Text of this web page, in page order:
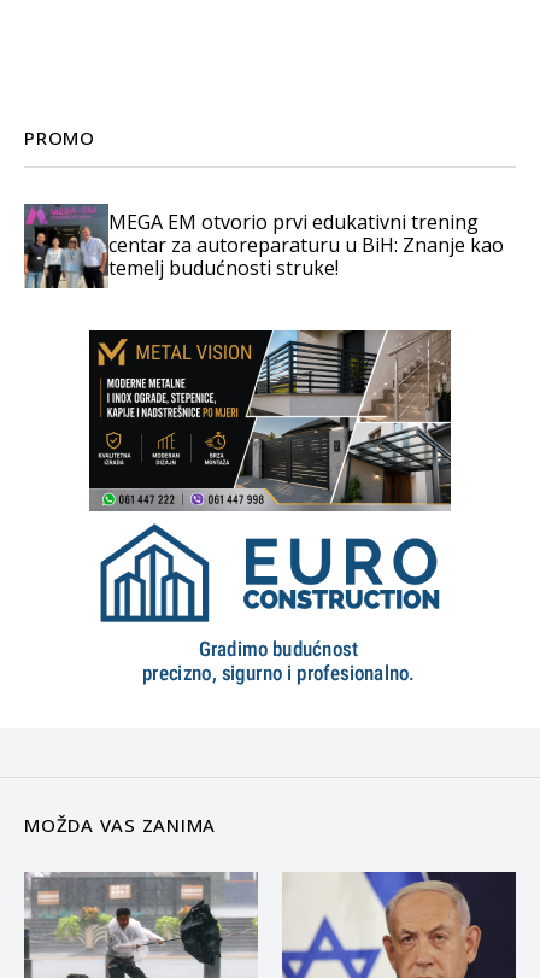
PROMO
MEGA EM otvorio prvi edukativni trening
centar za autoreparaturu u BiH: Znanje kao
temelj budućnosti struke!
MOŽDA VAS ZANIMA